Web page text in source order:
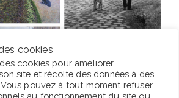
cookies
cookies pour améliorer
site et récolte des données à des
pouvez à tout moment refuser
au fonctionnement du site ou